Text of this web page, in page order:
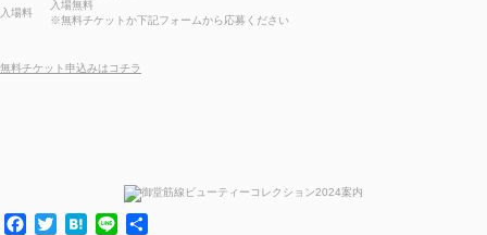
入場料
入場無料
※無料チケットか下記フォームから応募ください
無料チケット申込みはコチラ
H